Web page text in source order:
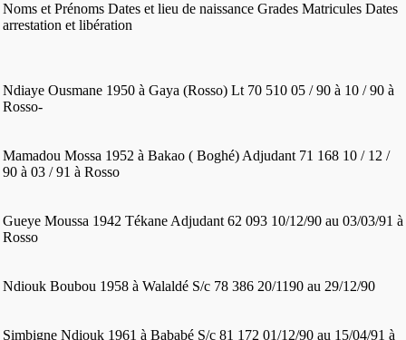
Noms et Prénoms Dates et lieu de naissance Grades Matricules Dates
arrestation et libération
Ndiaye Ousmane 1950 à Gaya (Rosso) Lt 70 510 05 / 90 à 10 / 90 à
Rosso-
Mamadou Mossa 1952 à Bakao ( Boghé) Adjudant 71 168 10 / 12 /
90 à 03 / 91 à Rosso
Gueye Moussa 1942 Tékane Adjudant 62 093 10/12/90 au 03/03/91 à
Rosso
Ndiouk Boubou 1958 à Walaldé S/c 78 386 20/1190 au 29/12/90
Simbigne Ndiouk 1961 à Bababé S/c 81 172 01/12/90 au 15/04/91 à